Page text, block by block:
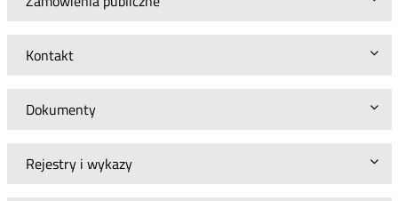
Kontakt
Dokumenty
Rejestry i wykazy